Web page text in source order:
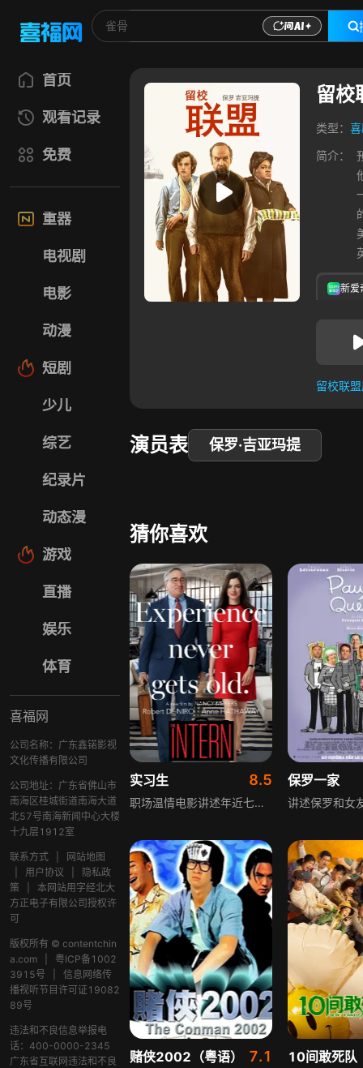
首页
观看记录
免费
重器
电视剧
电影
动漫
短剧
少儿
综艺
纪录片
动态漫
游戏
直播
娱乐
体育
喜福网
公司名称：广东鑫锘影视
文化传播有限公司
公司地址：广东省佛山市
南海区桂城街道南海大道
北57号南海新闻中心大楼
十九层1912室
联系方式
网站地图
用户协议
隐私政
策
本网站用字经北大
方正电子有限公司授权许
可
版权所有 © contentchin
a.com
粤ICP备1002
3915号
信息网络传
播视听节目许可证19082
89号
违法和不良信息举报电
话：400-0000-2345
广东省互联网违法和不良
留校
类型：
简介：
新爱
留校联
演员表 保罗·吉亚玛提
猜你喜欢
实习生 8.5
职场温情电影讲述年近七十的本，曾是成功商人，退休后怀念过往，决定重返职场，成为年轻的时尚购物网站创始人朱尔斯的实习生。朱尔斯为事业牺牲个人生活，压力巨大，还面临董事会对其能力的质疑。起初她不在意年迈的本，随着相处，本逐渐成为她生活中真挚的友人，为她带来不同的视角与支持。
保罗一家
赌侠2002（粤语） 7.1 10间敢死队